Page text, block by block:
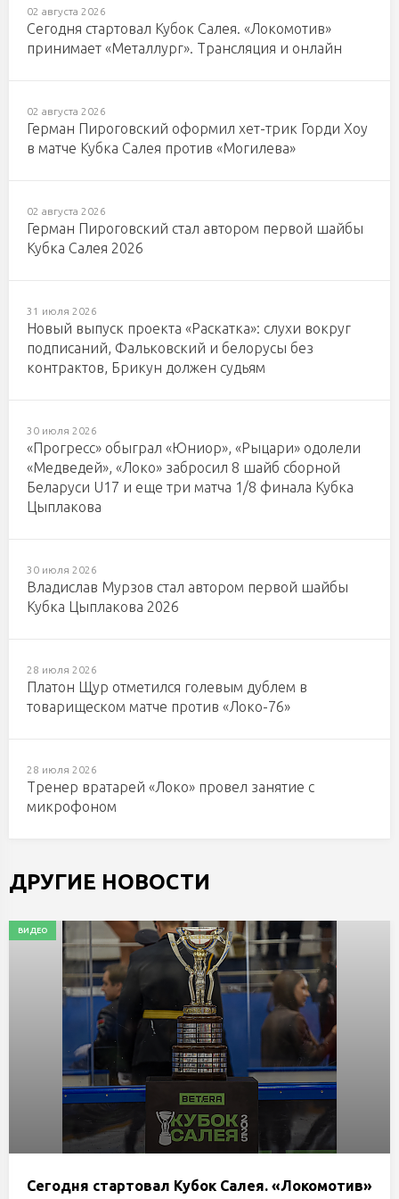
02 августа 2026
Сегодня стартовал Кубок Салея. «Локомотив»
принимает «Металлург». Трансляция и онлайн
02 августа 2026
Герман Пироговский оформил хет-трик Горди Хоу
в матче Кубка Салея против «Могилева»
02 августа 2026
Герман Пироговский стал автором первой шайбы
Кубка Салея 2026
31 июля 2026
Новый выпуск проекта «Раскатка»: слухи вокруг
подписаний, Фальковский и белорусы без
контрактов, Брикун должен судьям
30 июля 2026
«Прогресс» обыграл «Юниор», «Рыцари» одолели
«Медведей», «Локо» забросил 8 шайб сборной
Беларуси U17 и еще три матча 1/8 финала Кубка
Цыплакова
30 июля 2026
Владислав Мурзов стал автором первой шайбы
Кубка Цыплакова 2026
28 июля 2026
Платон Щур отметился голевым дублем в
товарищеском матче против «Локо-76»
28 июля 2026
Тренер вратарей «Локо» провел занятие с
микрофоном
ДРУГИЕ НОВОСТИ
ВИДЕО
Сегодня стартовал Кубок Салея. «Локомотив»